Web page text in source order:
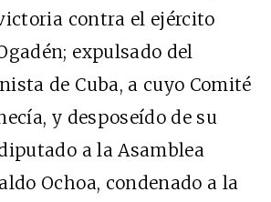
contra el ejército
expulsado del
de Cuba, a cuyo Comité
y desposeído de su
a la Asamblea
Ochoa, condenado a la